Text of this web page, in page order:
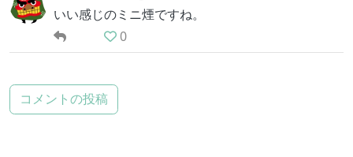
いい感じのミニ煙ですね。
0
コメントの投稿